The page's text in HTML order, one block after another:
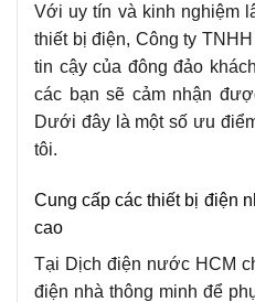
Với uy tín và kinh nghiệm
thiết bị điện, Công ty
tin cậy của đông đảo
các bạn sẽ cảm nhận
Dưới đây là một số ưu
tôi.
Cung cấp các thiết bị điện
cao
Tại Dịch điện nước HCM
điện nhà thông minh để